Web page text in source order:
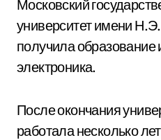
Московский
университет имени
получила
электроника.
После окончания
работала несколько